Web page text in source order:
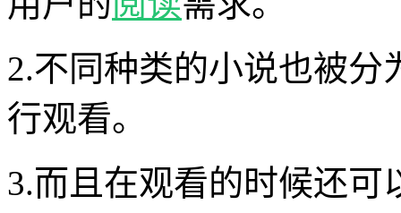
2.不同种类的小说也被
行观看。
3.而且在观看的时候还